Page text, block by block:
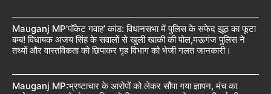
Mauganj MP’पॉकेट गवाह’ कांड: विधानसभा में पुलिस के सफेद झूठ का फूटा
बम्ब! विधायक अजय सिंह के सवालों से खुली खाकी की पोल,मऊगंज पुलिस ने
तथ्यों और वास्तविकता को छिपाकर गृह विभाग को भेजी गलत जानकारी।
Mauganj MP:भ्रष्टाचार के आरोपों को लेकर सौंपा गया ज्ञापन, मंच का